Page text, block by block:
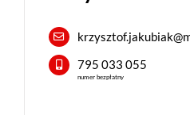
795 033 055
numer bezpłatny